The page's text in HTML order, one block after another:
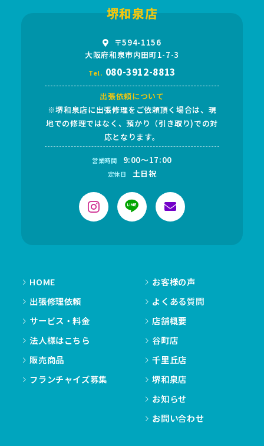
堺和泉店
〒594-1156
大阪府和泉市内田町1-7-3
Tel. 080-3912-8813
出張依頼について
※堺和泉店に出張修理をご依頼頂く場合は、現
地での修理ではなく、預かり（引き取り)での対
応となります。
営業時間 9:00～17:00
定休日 土日祝
HOME
出張修理依頼
サービス・料金
法人様はこちら
販売商品
フランチャイズ募集
お客様の声
よくある質問
店舗概要
谷町店
千里丘店
堺和泉店
お知らせ
お問い合わせ